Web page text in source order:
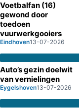
Voetbalfan (16)
gewond door
toedoen
vuurwerkgooiers
Eindhoven13-07-2026
Auto’s gezin doelwit
van vernielingen
Eygelshoven13-07-2026